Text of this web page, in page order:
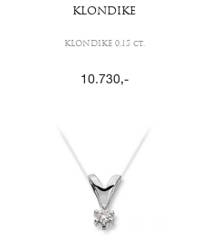
KLONDIKE
KLONDIKE 0,15 ct.
10.730,-